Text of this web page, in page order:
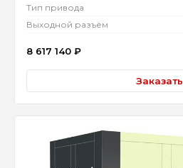
Тип привода
Выходной разъём
8 617 140 ₽
Заказать